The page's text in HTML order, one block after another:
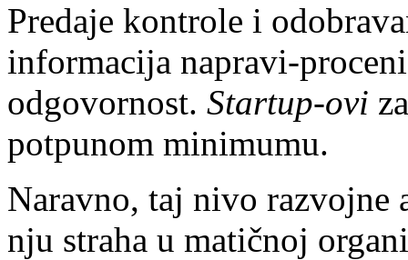
Predaje kontrole i
informacija napravi-
odgovornost. Startup-ovi
potpunom minimumu.
Naravno, taj nivo
nju straha u matičnoj